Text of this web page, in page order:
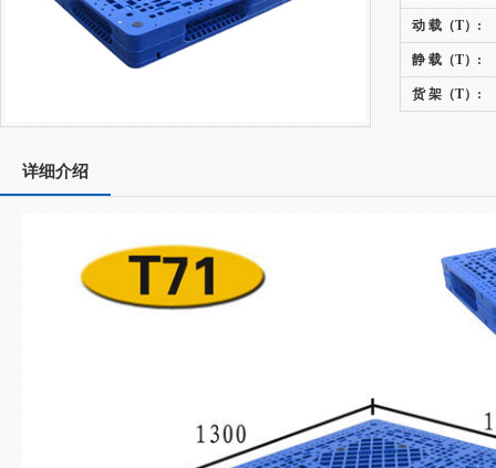
动 载（T）:
静 载（T）:
货 架（T）:
详细介绍